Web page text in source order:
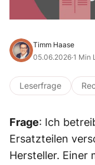
Timm Haase
05.06.2026·1 Min
Leserfrage
Frage: Ich
Ersatzteilen
Hersteller. Einer